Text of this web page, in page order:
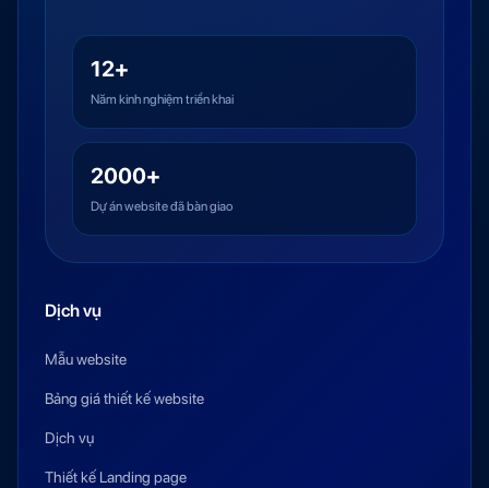
12+
Năm kinh nghiệm triển khai
2000+
Dự án website đã bàn giao
Dịch vụ
Mẫu website
Bảng giá thiết kế website
Dịch vụ
Thiết kế Landing page